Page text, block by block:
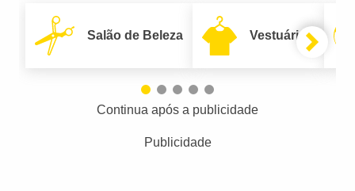
Salão de Beleza Vestuário
Continua após a publicidade
Publicidade